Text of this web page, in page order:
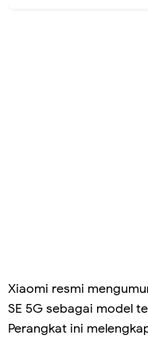
Xiaomi resmi
SE 5G sebagai model
Perangkat ini